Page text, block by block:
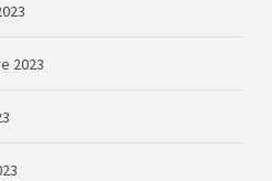
2023